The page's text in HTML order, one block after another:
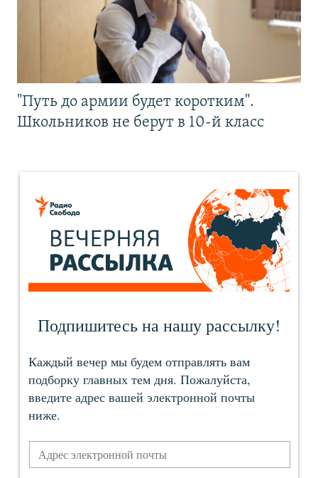
"Путь до армии будет коротким".
Школьников не берут в 10-й класс